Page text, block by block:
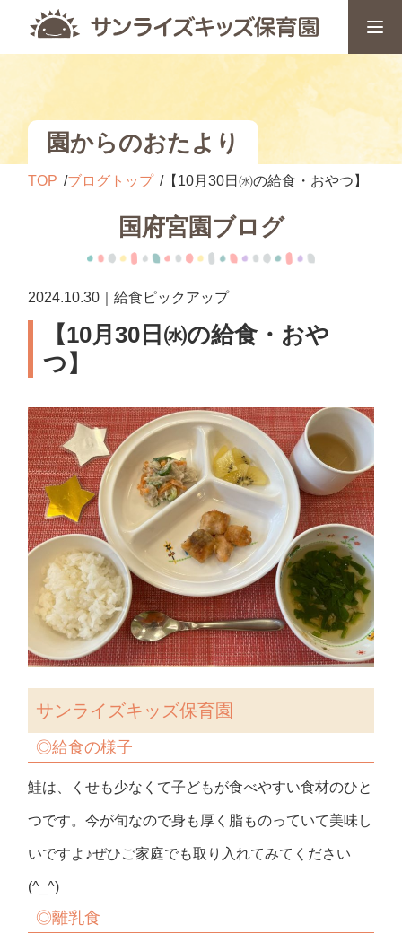
園からのおたより
TOP ブログトップ 【10月30日㈬の給食・おやつ】
国府宮園ブログ
2024.10.30｜給食ピックアップ
【10月30日㈬の給食・おや
つ】
サンライズキッズ保育園
◎給食の様子
鮭は、くせも少なくて子どもが食べやすい食材のひと
つです。今が旬なので身も厚く脂ものっていて美味し
いですよ♪ぜひご家庭でも取り入れてみてください
(^_^)
◎離乳食